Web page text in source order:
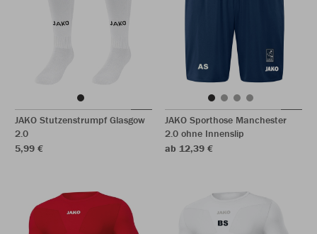
JAKO Stutzenstrumpf Glasgow
2.0
5,99 €
JAKO Sporthose Manchester
2.0 ohne Innenslip
ab 12,39 €